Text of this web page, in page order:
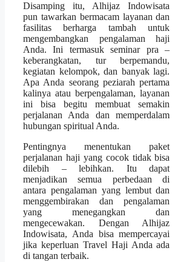
Disamping itu, Alhijaz Indowisata
pun tawarkan bermacam layanan dan
fasilitas berharga tambah untuk
mengembangkan pengalaman haji
Anda. Ini termasuk seminar pra –
keberangkatan, tur berpemandu,
kegiatan kelompok, dan banyak lagi.
Apa Anda seorang peziarah pertama
kalinya atau berpengalaman, layanan
ini bisa begitu membuat semakin
perjalanan Anda dan memperdalam
hubungan spiritual Anda.
Pentingnya menentukan paket
perjalanan haji yang cocok tidak bisa
dilebih – lebihkan. Itu dapat
menjadikan semua perbedaan di
antara pengalaman yang lembut dan
menggembirakan dan pengalaman
yang menegangkan dan
mengecewakan. Dengan Alhijaz
Indowisata, Anda bisa mempercayai
jika keperluan Travel Haji Anda ada
di tangan terbaik.